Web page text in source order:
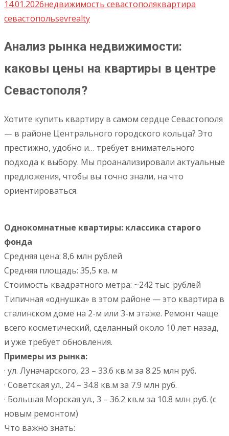
14.01.2026недвижимость севастополяквартира
севастопольsevrealty
Анализ рынка недвижимости:
каковы цены на квартиры в центре
Севастополя?
Хотите купить квартиру в самом сердце Севастополя
— в районе Центрального городского кольца? Это
престижно, удобно и… требует внимательного
подхода к выбору. Мы проанализировали актуальные
предложения, чтобы вы точно знали, на что
ориентироваться.
Однокомнатные квартиры: классика старого
фонда
Средняя цена: 8,6 млн рублей
Средняя площадь: 35,5 кв. м
Стоимость квадратного метра: ~242 тыс. рублей
Типичная «однушка» в этом районе — это квартира в
сталинском доме на 2-м или 3-м этаже. Ремонт чаще
всего косметический, сделанный около 10 лет назад,
и уже требует обновления.
Примеры из рынка:
· ул. Луначарского, 23 – 33.6 кв.м за 8.25 млн руб.
· Советская ул., 24 – 34.8 кв.м за 7.9 млн руб.
· Большая Морская ул., 3 – 36.2 кв.м за 10.8 млн руб. (с
новым ремонтом)
Что важно знать: